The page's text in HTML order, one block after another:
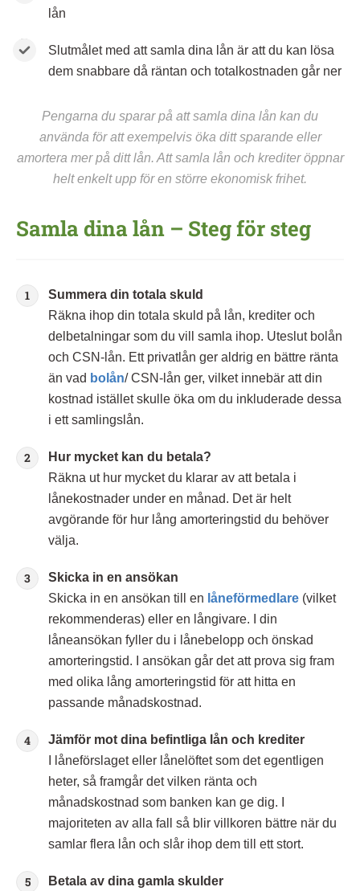
lån
Slutmålet med att samla dina lån är att du kan lösa
dem snabbare då räntan och totalkostnaden går ner
Pengarna du sparar på att samla dina lån kan du
använda för att exempelvis öka ditt sparande eller
amortera mer på ditt lån. Att samla lån och krediter öppnar
helt enkelt upp för en större ekonomisk frihet.
Samla dina lån – Steg för steg
Summera din totala skuld
Räkna ihop din totala skuld på lån, krediter och
delbetalningar som du vill samla ihop. Uteslut bolån
och CSN-lån. Ett privatlån ger aldrig en bättre ränta
än vad bolån/ CSN-lån ger, vilket innebär att din
kostnad istället skulle öka om du inkluderade dessa
i ett samlingslån.
Hur mycket kan du betala?
Räkna ut hur mycket du klarar av att betala i
lånekostnader under en månad. Det är helt
avgörande för hur lång amorteringstid du behöver
välja.
Skicka in en ansökan
Skicka in en ansökan till en låneförmedlare (vilket
rekommenderas) eller en långivare. I din
låneansökan fyller du i lånebelopp och önskad
amorteringstid. I ansökan går det att prova sig fram
med olika lång amorteringstid för att hitta en
passande månadskostnad.
Jämför mot dina befintliga lån och krediter
I låneförslaget eller lånelöftet som det egentligen
heter, så framgår det vilken ränta och
månadskostnad som banken kan ge dig. I
majoriteten av alla fall så blir villkoren bättre när du
samlar flera lån och slår ihop dem till ett stort.
Betala av dina gamla skulder